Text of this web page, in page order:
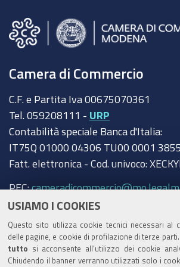
USIAMO I COOKIES
Questo sito utilizza cookie tecnici necessari al
delle pagine, e cookie di profilazione di terze
tutto si acconsente all’utilizzo dei cookie
Chiudendo il banner verranno utilizzati solo i
Camera di Commercio
C.F. e Partita Iva 00675070361
Tel. 059208111 - URP
Contabilità speciale Banca d'Italia:
IT75Q 01000 04306 TU00 0001 3855
Fatt. elettronica - Cod. univoco:
PEC:
Trasparenza
Amministrazione trasparente
Albo Camerale